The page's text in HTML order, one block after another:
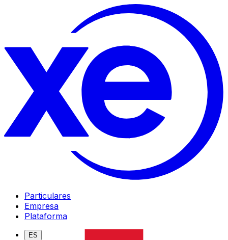
Particulares
Empresa
Plataforma
ES